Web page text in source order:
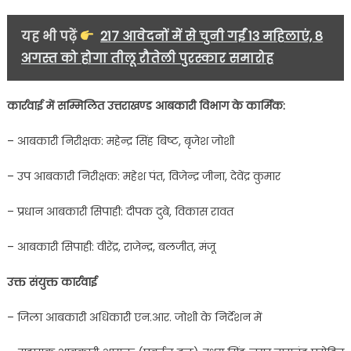
यह भी पढ़ें
217 आवेदनों में से चुनी गईं 13 महिलाएं, 8
अगस्त को होगा तीलू रौतेली पुरस्कार समारोह
कार्रवाई में सम्मिलित उत्तराखण्ड आबकारी विभाग के कार्मिक:
– आबकारी निरीक्षक: महेन्द्र सिंह बिष्ट, बृजेश जोशी
– उप आबकारी निरीक्षक: महेश पंत, विजेन्द्र जीना, देवेंद्र कुमार
– प्रधान आबकारी सिपाही: दीपक दुबे, विकास रावत
– आबकारी सिपाही: वीरेंद्र, राजेन्द्र, बलजीत, मंजू
उक्त संयुक्त कार्रवाई
– जिला आबकारी अधिकारी एन.आर. जोशी के निर्देशन में